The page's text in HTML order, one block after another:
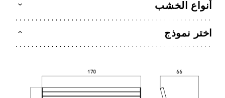
أنواع الخشب
اختر نموذج